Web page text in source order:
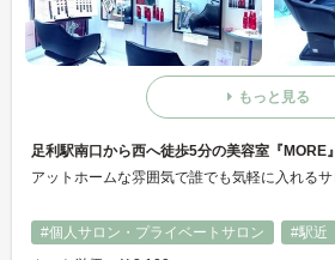
もっと見る
足利駅南口から西へ徒歩5分の美容室『MORE』
#個人サロン・プライベートサロン
#駅近